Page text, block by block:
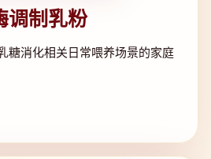
调制乳粉
糖消化相关日常喂养场景的家庭